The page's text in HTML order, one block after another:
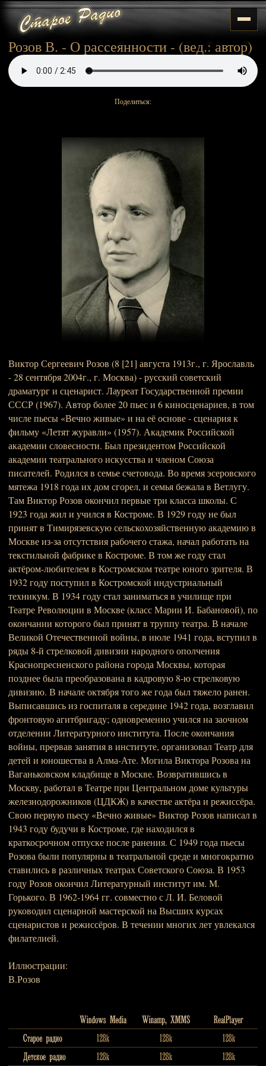
Розов В. - О рассеянности - (вед.: автор)
Поделиться:
Виктор Сергеевич Розов (8 [21] августа 1913г., г. Ярославль
- 28 сентября 2004г., г. Москва) - русский советский
драматург и сценарист. Лауреат Государственной премии
СССР (1967). Автор более 20 пьес и 6 киносценариев, в том
числе пьесы «Вечно живые» и на её основе - сценария к
фильму «Летят журавли» (1957). Академик Российской
академии словесности. Был президентом Российской
академии театрального искусства и членом Союза
писателей. Родился в семье счетовода. Во время эсеровского
мятежа 1918 года их дом сгорел, и семья бежала в Ветлугу.
Там Виктор Розов окончил первые три класса школы. С
1923 года жил и учился в Костроме. В 1929 году не был
принят в Тимирязевскую сельскохозяйственную академию в
Москве из-за отсутствия рабочего стажа, начал работать на
текстильной фабрике в Костроме. В том же году стал
актёром-любителем в Костромском театре юного зрителя. В
1932 году поступил в Костромской индустриальный
техникум. В 1934 году стал заниматься в училище при
Театре Революции в Москве (класс Марии И. Бабановой), по
окончании которого был принят в труппу театра. В начале
Великой Отечественной войны, в июле 1941 года, вступил в
ряды 8-й стрелковой дивизии народного ополчения
Краснопресненского района города Москвы, которая
позднее была преобразована в кадровую 8-ю стрелковую
дивизию. В начале октября того же года был тяжело ранен.
Выписавшись из госпиталя в середине 1942 года, возглавил
фронтовую агитбригаду; одновременно учился на заочном
отделении Литературного института. После окончания
войны, прервав занятия в институте, организовал Театр для
детей и юношества в Алма-Ате. Могила Виктора Розова на
Ваганьковском кладбище в Москве. Возвратившись в
Москву, работал в Театре при Центральном доме культуры
железнодорожников (ЦДКЖ) в качестве актёра и режиссёра.
Свою первую пьесу «Вечно живые» Виктор Розов написал в
1943 году будучи в Костроме, где находился в
краткосрочном отпуске после ранения. С 1949 года пьесы
Розова были популярны в театральной среде и многократно
ставились в различных театрах Советского Союза. В 1953
году Розов окончил Литературный институт им. М.
Горького. В 1962-1964 гг. совместно с Л. И. Беловой
руководил сценарной мастерской на Высших курсах
сценаристов и режиссёров. В течении многих лет увлекался
филателией.
Иллюстрации:
В.Розов